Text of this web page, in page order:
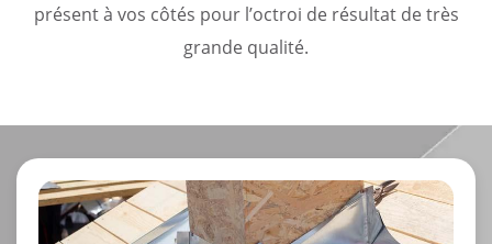
présent à vos côtés pour l’octroi de résultat de très
grande qualité.